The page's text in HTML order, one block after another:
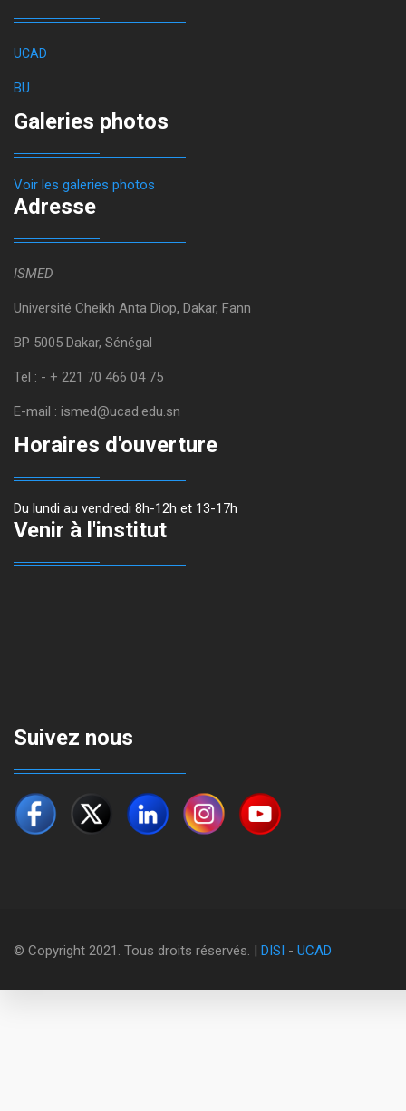
UCAD
BU
Galeries photos
Voir les galeries photos
Adresse
ISMED
Université Cheikh Anta Diop, Dakar, Fann
BP 5005 Dakar, Sénégal
Tel : - + 221 70 466 04 75
E-mail : ismed@ucad.edu.sn
Horaires d'ouverture
Du lundi au vendredi 8h-12h et 13-17h
Venir à l'institut
Suivez nous
© Copyright 2021. Tous droits réservés. | DISI - UCAD